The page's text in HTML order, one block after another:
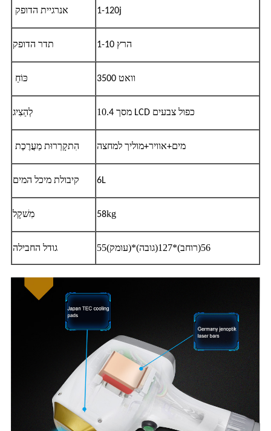
אנרגיית הדופק 1-120j
תדר הדופק 1-10 הרץ
כּוֹחַ 3500 וואט
לְהַצִיג 10.4 מסך LCD כפול צבעים
הִתקָרְרוּת מַעֲרֶכֶת מים+אוויר+מוליך למחצה
קיבולת מיכל המים 6L
מִשׁקָל 58kg
גודל החבילה 55(עומק)*56(רוחב)*127(גובה)